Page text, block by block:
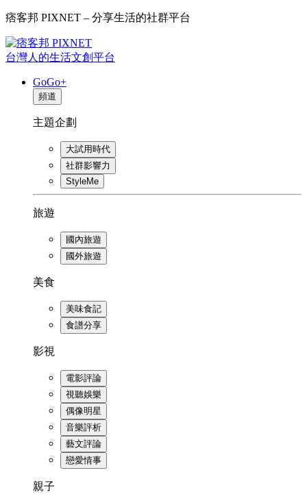
痞客邦 PIXNET – 分享生活的社群平台
台灣人的生活文創平台
GoGo+
頻道
主題企劃
大試用時代
社群影響力
StyleMe
旅遊
國內旅遊
國外旅遊
美食
美味食記
食譜分享
影視
電影評論
視聽娛樂
偶像明星
音樂評析
藝文評論
戀愛情事
親子